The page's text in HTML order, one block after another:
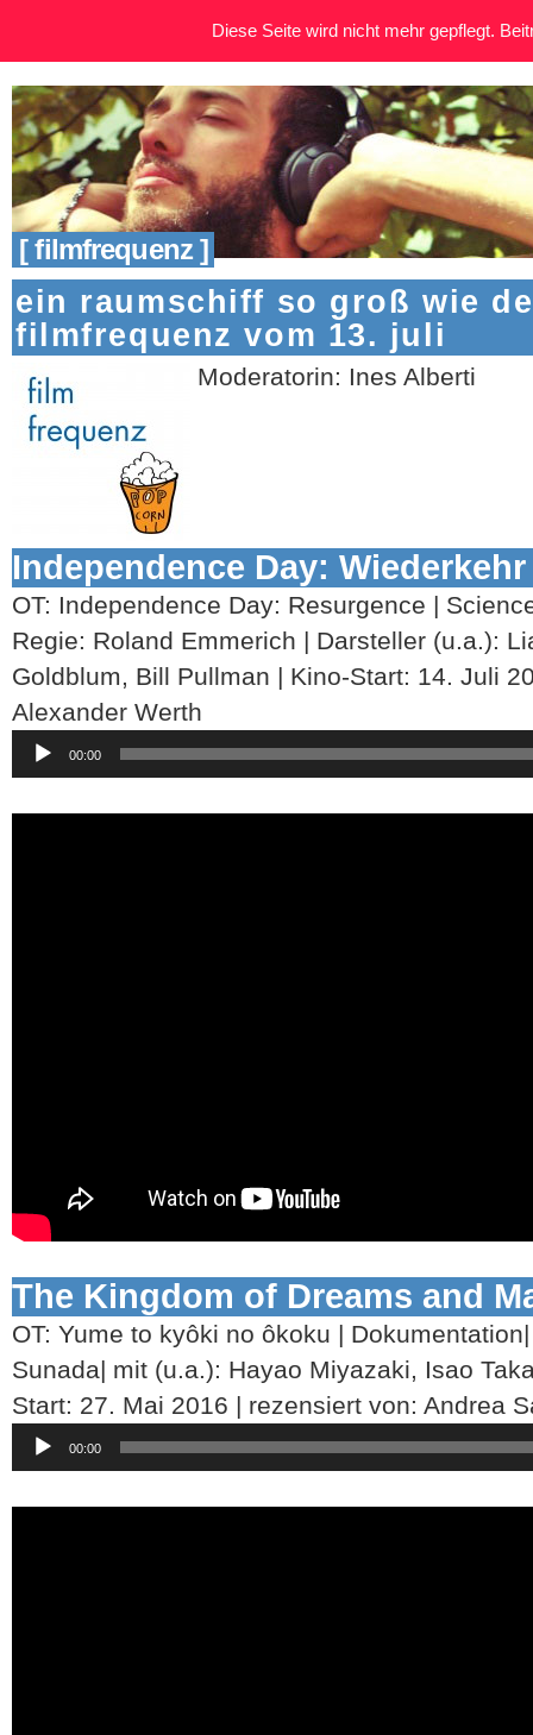
[ filmfrequenz ]
ein raumschiff so groß wie
filmfrequenz vom 13. juli
Moderatorin: Ines Alberti
Independence Day: Wiederkehr
OT: Independence Day: Resurgence |
Regie: Roland Emmerich | Darsteller (u.a.):
Goldblum, Bill Pullman | Kino-Start: 14. Juli
Alexander Werth
Audio-
Player
00:00
The Kingdom of Dreams and
OT: Yume to kyôki no ôkoku |
Sunada| mit (u.a.): Hayao Miyazaki, Isao
Start: 27. Mai 2016 | rezensiert von: Andrea
Audio-
Player
00:00
Diese Seite wird nicht mehr gepflegt.